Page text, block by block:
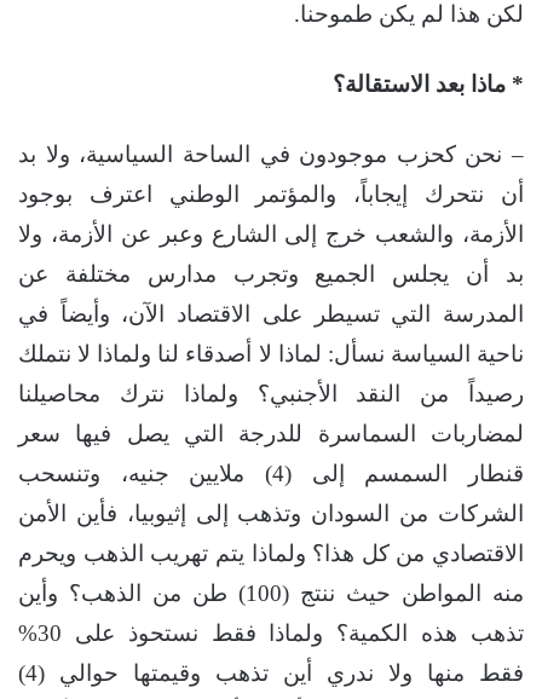
لكن هذا لم يكن طموحنا.
* ماذا بعد الاستقالة؟
– نحن كحزب موجودون في الساحة السياسية، ولا بد
أن نتحرك إيجاباً، والمؤتمر الوطني اعترف بوجود
الأزمة، والشعب خرج إلى الشارع وعبر عن الأزمة، ولا
بد أن يجلس الجميع وتجرب مدارس مختلفة عن
المدرسة التي تسيطر على الاقتصاد الآن، وأيضاً في
ناحية السياسة نسأل: لماذا لا أصدقاء لنا ولماذا لا نتملك
رصيداً من النقد الأجنبي؟ ولماذا نترك محاصيلنا
لمضاربات السماسرة للدرجة التي يصل فيها سعر
قنطار السمسم إلى (4) ملايين جنيه، وتنسحب
الشركات من السودان وتذهب إلى إثيوبيا، فأين الأمن
الاقتصادي من كل هذا؟ ولماذا يتم تهريب الذهب ويحرم
منه المواطن حيث ننتج (100) طن من الذهب؟ وأين
تذهب هذه الكمية؟ ولماذا فقط نستحوذ على 30%
فقط منها ولا ندري أين تذهب وقيمتها حوالي (4)